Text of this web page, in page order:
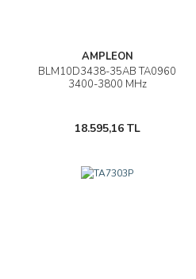
AMPLEON
BLM10D3438-35AB TA0960
3400-3800 MHz
18.595,16 TL